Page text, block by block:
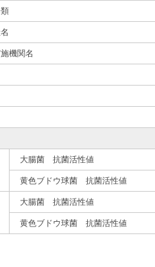
機関名
大腸菌 抗菌活性値
黄色ブドウ球菌 抗菌活性値
大腸菌 抗菌活性値
黄色ブドウ球菌 抗菌活性値